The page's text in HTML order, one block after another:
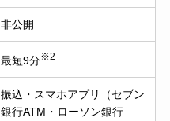
非公開
最短9分※2
振込・スマホアプリ（セブン
銀行ATM・ローソン銀行